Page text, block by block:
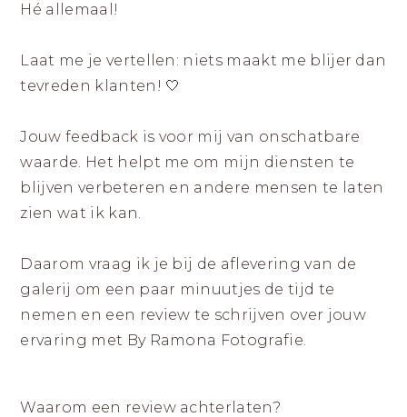
|
LANDGRAAF
EN
ZICHTBAAR
ZIJN
Hé allemaal!
Laat me je vertellen: niets maakt me blijer dan
tevreden klanten! 🤍
Jouw feedback is voor mij van onschatbare
waarde. Het helpt me om mijn diensten te
blijven verbeteren en andere mensen te laten
zien wat ik kan.
Daarom vraag ik je bij de aflevering van de
galerij om een paar minuutjes de tijd te
nemen en een review te schrijven over jouw
ervaring met By Ramona Fotografie.
Waarom een review achterlaten?